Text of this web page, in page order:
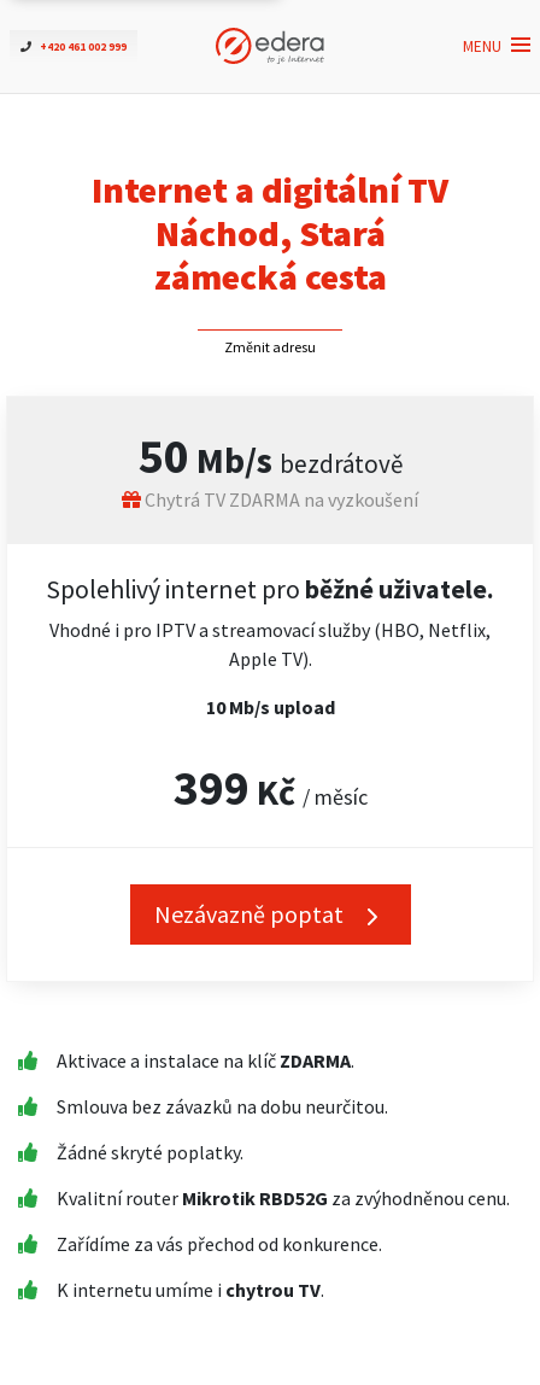
+420 461 002 999 MENU
Ověřit dostupnost
ČEZNET TV
Podpora
Internet a digitální TV
Náchod, Stará
zámecká cesta
Změnit adresu
50 Mb/s bezdrátově
Chytrá TV ZDARMA na vyzkoušení
Spolehlivý internet pro běžné uživatele.
Vhodné i pro IPTV a streamovací služby (HBO, Netflix,
Apple TV).
10 Mb/s upload
399 Kč / měsíc
Nezávazně poptat
Aktivace a instalace na klíč ZDARMA.
Smlouva bez závazků na dobu neurčitou.
Žádné skryté poplatky.
Kvalitní router Mikrotik RBD52G za zvýhodněnou cenu.
Zařídíme za vás přechod od konkurence.
K internetu umíme i chytrou TV.